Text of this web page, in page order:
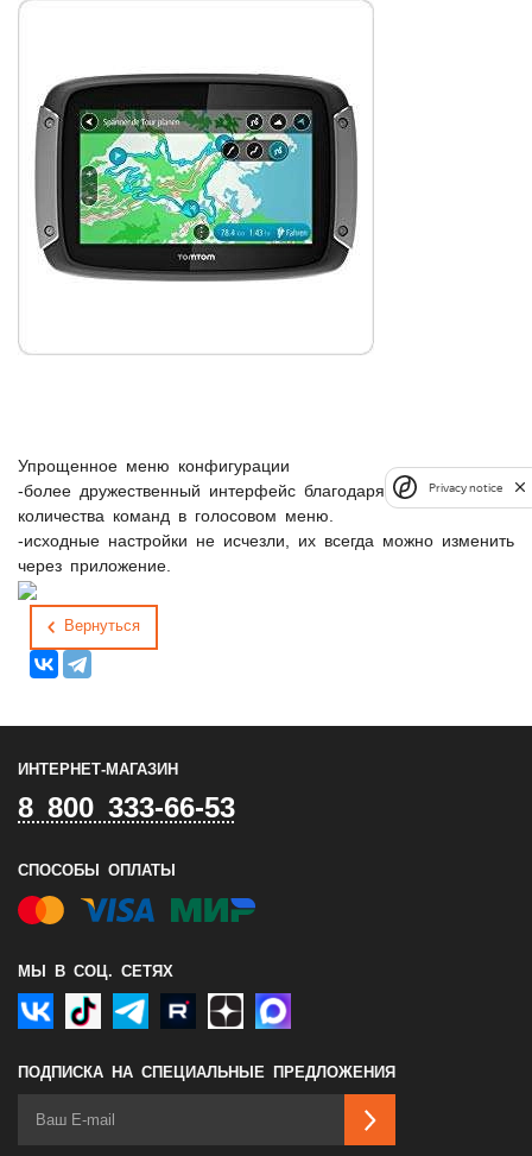
Упрощенное меню конфигурации
-более дружественный интерфейс благодаря уменьшению
количества команд в голосовом меню.
-исходные настройки не исчезли, их всегда можно изменить
через приложение.
Вернуться
ИНТЕРНЕТ-МАГАЗИН
8 800 333-66-53
СПОСОБЫ ОПЛАТЫ
МЫ В СОЦ. СЕТЯХ
ПОДПИСКА НА СПЕЦИАЛЬНЫЕ ПРЕДЛОЖЕНИЯ
Privacy notice